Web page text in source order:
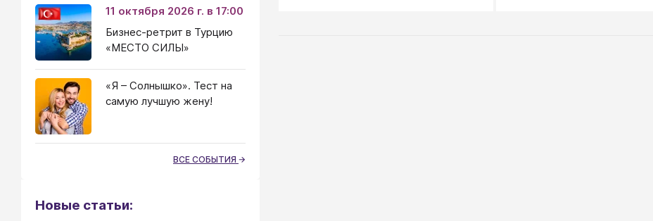
11 октября 2026 г. в 17:00
Бизнес-ретрит в Турцию
«МЕСТО СИЛЫ»
«Я – Солнышко». Тест на
самую лучшую жену!
ВСЕ СОБЫТИЯ
Новые статьи: